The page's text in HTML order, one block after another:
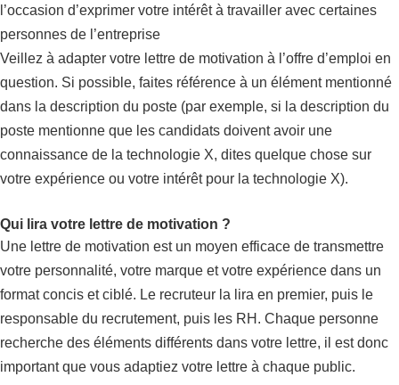
l’occasion d’exprimer votre intérêt à travailler avec certaines
personnes de l’entreprise
Veillez à adapter votre lettre de motivation à l’offre d’emploi en
question. Si possible, faites référence à un élément mentionné
dans la description du poste (par exemple, si la description du
poste mentionne que les candidats doivent avoir une
connaissance de la technologie X, dites quelque chose sur
votre expérience ou votre intérêt pour la technologie X).
Qui lira votre lettre de motivation ?
Une lettre de motivation est un moyen efficace de transmettre
votre personnalité, votre marque et votre expérience dans un
format concis et ciblé. Le recruteur la lira en premier, puis le
responsable du recrutement, puis les RH. Chaque personne
recherche des éléments différents dans votre lettre, il est donc
important que vous adaptiez votre lettre à chaque public.